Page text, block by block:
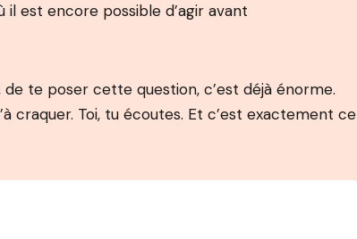
il est encore possible d’agir avant
te poser cette question, c’est déjà énorme.
craquer. Toi, tu écoutes. Et c’est exactement ce